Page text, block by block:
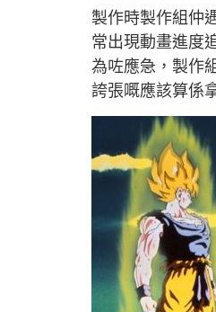
製作時製作組仲
常出現動畫進度
為咗應急，製作
誇張嘅應該算係